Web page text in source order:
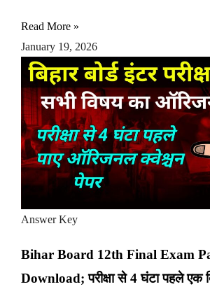
Read More »
January 19, 2026
Answer Key
Bihar Board 12th Final Exam
Download; परीक्षा से 4 घंटा पहले एक